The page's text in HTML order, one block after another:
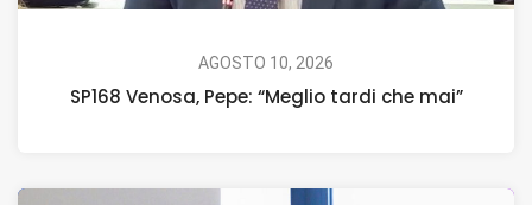
AGOSTO 10, 2026
SP168 Venosa, Pepe: “Meglio tardi che mai”